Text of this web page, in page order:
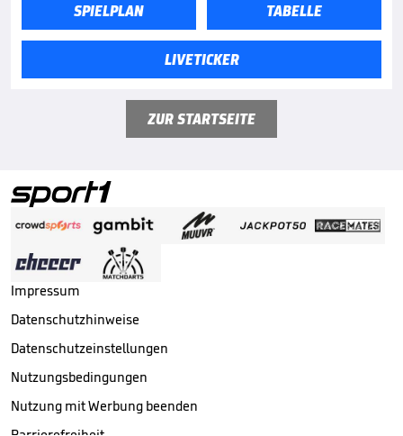
SPIELPLAN TABELLE
LIVETICKER
ZUR STARTSEITE
Impressum
Datenschutzhinweise
Datenschutzeinstellungen
Nutzungsbedingungen
Nutzung mit Werbung beenden